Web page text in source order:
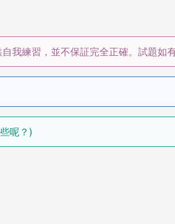
我練習，並不保証完全正確。試題如
呢？)